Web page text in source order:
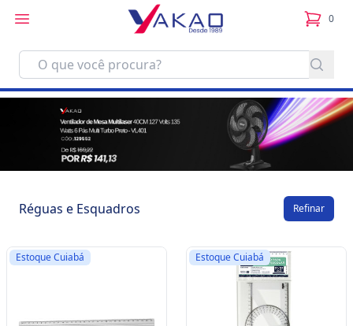
0
itens
Réguas e Esquadros Refinar
Estoque Cuiabá Estoque Cuiabá